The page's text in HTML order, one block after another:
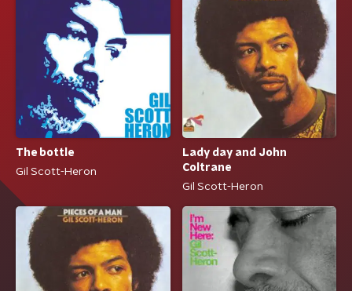
The bottle
Gil Scott-Heron
Lady day and John
Coltrane
Gil Scott-Heron